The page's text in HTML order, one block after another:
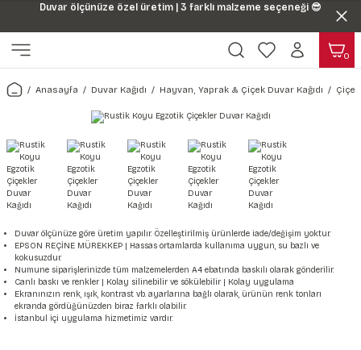
Duvar ölçünüze özel üretim | 3 farklı malzeme seçeneği 😎
Harita & Şehir Duvar Kağıdı
Türkiye Serisi Duvar Kağıdı
Şehir & Ülke Duvar Kağıdı
Duvar Kağıdı
Çiçek Duvar Kağıdı
Hayvan, Yaprak & Çiçek
Yaprak Desenli Duvar Kağıdı
Hayvan Duvar Kağıdı
Doğa & Manza Duvar Kağıdı
Manzara Duvar Kağıdı
Orman Duvar Kağıdı
Uzay Duvar Kağıdı
Duvar Kağıdı
Tasarım & Sanatsal Duvar
Sanat Duvar Kağıdı
Geometrik Duvar Kağıdı
Müzik Duvar Kağıdı
Araba Duvar Kağıdı
Sağlık Duvar Kağıdı
Ahşap, Mermer & Taş
Mermer Desenli Duvar Kağıdı
Taş Desenli Duvar Kağıdı
Ahşap Desenli Duvar Kağıdı
Beton Duvar Kağıdı
Kağıdı Stickeri
Setleri
Sticker Seti
0
Anasayfa Duvar Kağıdı Hayvan, Yaprak & Çiçek Duvar Kağıdı Çiçek
Duvar ölçünüze göre üretim yapılır. Özelleştirilmiş ürünlerde iade/değişim yoktur.
EPSON REÇİNE MÜREKKEP | Hassas ortamlarda kullanıma uygun, su bazlı ve
kokusuzdur.
Numune siparişlerinizde tüm malzemelerden A4 ebatında baskılı olarak gönderilir.
Canlı baskı ve renkler | Kolay silinebilir ve sökülebilir | Kolay uygulama
Ekranınızın renk, ışık, kontrast vb. ayarlarına bağlı olarak, ürünün renk tonları
ekranda gördüğünüzden biraz farklı olabilir.
İstanbul içi uygulama hizmetimiz vardır.